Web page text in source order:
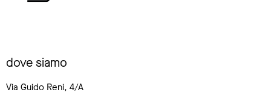
dove siamo
Via Guido Reni, 4/A